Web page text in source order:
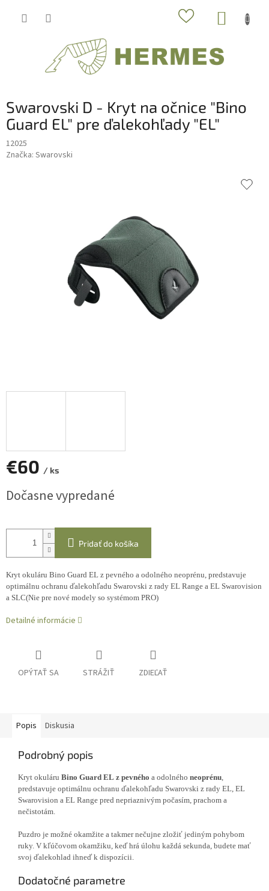
Swarovski D - Kryt na očnice "Bino
Guard EL" pre ďalekohľady "EL"
12025
Značka: Swarovski
€60 / ks
cena:
Dočasne vypredané
Pridať do košíka
Kryt okuláru Bino Guard EL z pevného a odolného neoprénu, predstavuje
optimálnu ochranu ďalekohľadu Swarovski z rady EL Range a EL Swarovision
a SLC(Nie pre nové modely so systémom PRO)
Detailné informácie
OPÝTAŤ SA STRÁŽIŤ ZDIEĽAŤ
Popis Diskusia
Podrobný popis
Kryt okuláru Bino Guard EL z pevného a odolného neoprénu,
predstavuje optimálnu ochranu ďalekohľadu Swarovski z rady EL, EL
Swarovision a EL Range pred nepriaznivým počasím, prachom a
nečistotám.
Puzdro je možné okamžite a takmer nečujne zložiť jediným pohybom
ruky. V kľúčovom okamžiku, keď hrá úlohu každá sekunda, budete mať
svoj ďalekohlad ihneď k dispozícii.
Dodatočné parametre